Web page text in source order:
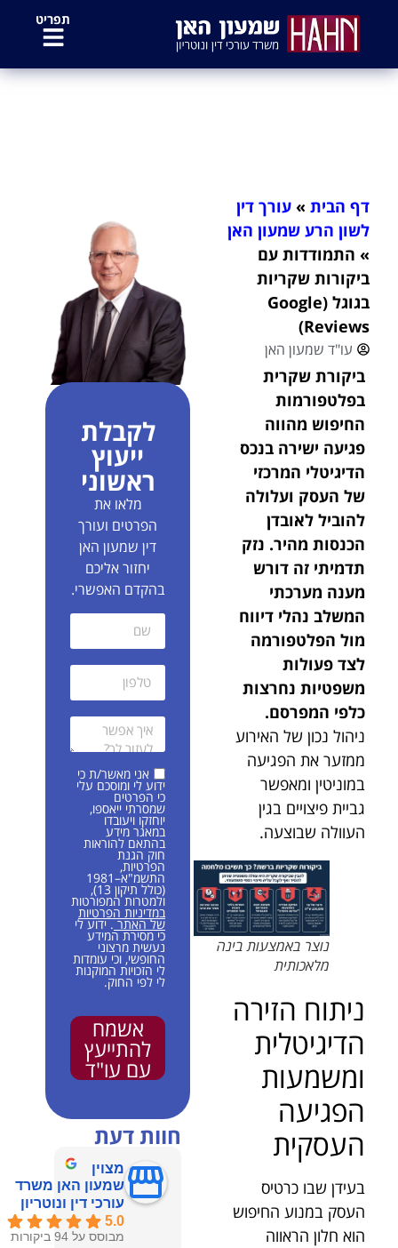
תפריט
דף הבית »עורך דין
לשון הרע שמעון האן
» התמודדות עם
ביקורות שקריות
בגוגל (Google
Reviews)
עו"ד שמעון האן
ביקורת שקרית
בפלטפורמות
החיפוש מהווה
פגיעה ישירה בנכס
הדיגיטלי המרכזי
של העסק ועלולה
להוביל לאובדן
הכנסות מהיר. נזק
תדמיתי זה דורש
מענה מערכתי
המשלב נהלי דיווח
מול הפלטפורמה
לצד פעולות
משפטיות נחרצות
כלפי המפרסם.
ניהול נכון של האירוע
ממזער את הפגיעה
במוניטין ומאפשר
גביית פיצויים בגין
העוולה שבוצעה.
נוצר באמצעות בינה
מלאכותית
ניתוח הזירה
הדיגיטלית
ומשמעות
הפגיעה
העסקית
בעידן שבו כרטיס
העסק במנוע החיפוש
הוא חלון הראווה
לקבלת
ייעוץ
ראשוני
מלאו את
הפרטים ועורך
דין שמעון האן
יחזור אליכם
בהקדם האפשרי.
אני מאשר/ת כי
ידוע לי ומוסכם עלי
כי הפרטים
שמסרתי ייאספו,
יוחזקו ויעובדו
במאגר מידע
בהתאם להוראות
חוק הגנת
הפרטיות,
התשמ"א–1981
(כולל תיקון 13),
ולמטרות המפורטות
במדיניות הפרטיות
של האתר. ידוע לי
כי מסירת המידע
נעשית מרצוני
החופשי, וכי עומדות
לי הזכויות המוקנות
לי לפי החוק.
אשמח
להתייעץ
עם עו"ד
חוות דעת
מצוין
שמעון האן משרד
עורכי דין ונוטריון
5.0
מבוסס על 94 ביקורות